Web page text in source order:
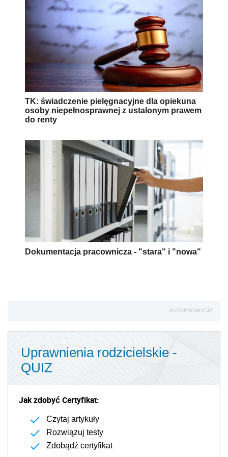
TK: świadczenie pielęgnacyjne dla opiekuna
osoby niepełnosprawnej z ustalonym prawem
do renty
Dokumentacja pracownicza - "stara" i "nowa"
AUTOPROMOCJA
Uprawnienia rodzicielskie -
QUIZ
Jak zdobyć Certyfikat:
Czytaj artykuły
Rozwiązuj testy
Zdobądź certyfikat